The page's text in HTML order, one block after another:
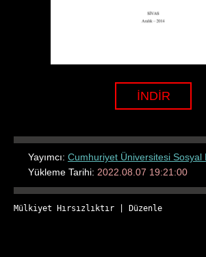
İNDİR
Yayımcı: Cumhuriyet Üniversitesi Sosyal
Yükleme Tarihi: 2022.08.07 19:21:00
Mülkiyet Hırsızlıktır Düzenle